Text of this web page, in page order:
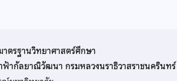
ตรฐานวิทยาศาสตร์ศึกษา
ฟ้ากัลยาณิวัฒนา กรมหลวงนราธิวาสราชนครินทร์